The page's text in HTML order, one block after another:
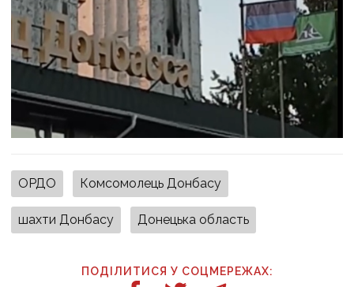
ОРДО Комсомолець Донбасу
шахти Донбасу Донецька область
ПОДІЛИТИСЯ У СОЦМЕРЕЖАХ: